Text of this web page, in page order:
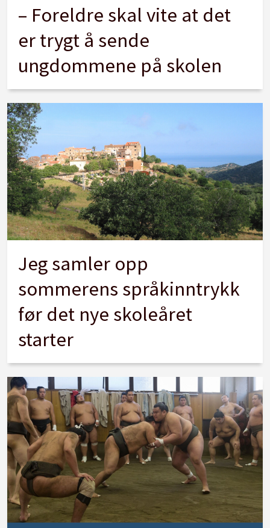
– Foreldre skal vite at det
er trygt å sende
ungdommene på skolen
Jeg samler opp
sommerens språkinntrykk
før det nye skoleåret
starter